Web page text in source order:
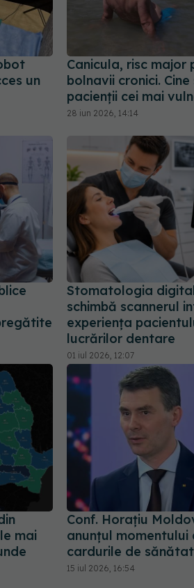
un
Canicula, risc major
bolnavii cronici. Cine
pacienții cei mai
28 iun 2026, 14:14
Stomatologia
schimbă scannerul
experiența
lucrărilor dentare
01 iul 2026, 12:07
mai
Conf. Horațiu
anunțul momentului
cardurile de
15 iul 2026, 16:54